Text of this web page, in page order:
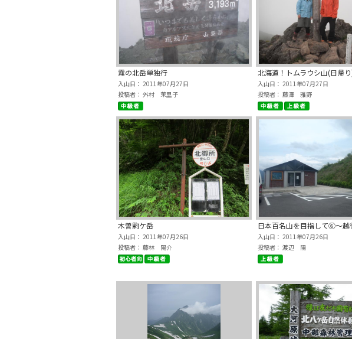
霧の北岳単独行
入山日： 2011年07月27日
投稿者： 外村 茉里子
北海道！トムラウシ山(日帰
入山日： 2011年07月27日
投稿者： 藤澤 雅野
木曽駒ケ岳
入山日： 2011年07月26日
投稿者： 藤林 陽介
日本百名山を目指して⑥～越
入山日： 2011年07月26日
投稿者： 渡辺 陽